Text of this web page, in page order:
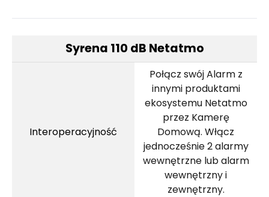
Syrena 110 dB Netatmo
Interoperacyjność
Połącz swój Alarm z
innymi produktami
ekosystemu Netatmo
przez Kamerę
Domową. Włącz
jednocześnie 2 alarmy
wewnętrzne lub alarm
wewnętrzny i
zewnętrzny.